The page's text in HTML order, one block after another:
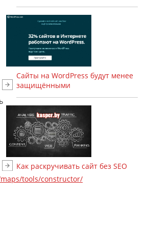
tools/constructor/
Сайты на WordPress будут менее
защищёнными
Как раскручивать сайт без SEO